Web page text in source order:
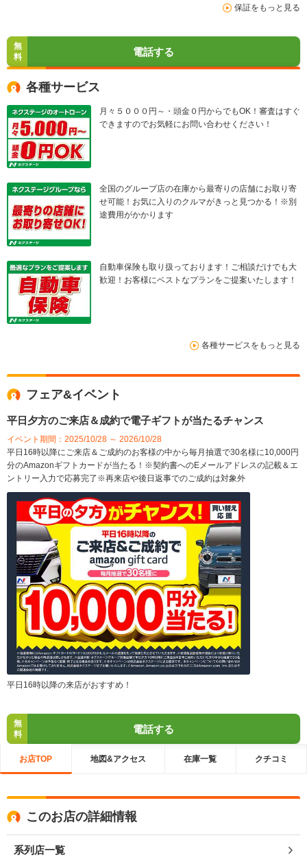
保証をもっと見る
無
料
電話する
各種サービス
月々５０００円～・頭金０円からでもOK！審査はすぐ
できますのでお気軽にお問い合わせください！
全国のグループ店の在庫から最寄りの店舗にお取り寄
せ可能！お気に入りのクルマがきっと見つかる！※別
途費用がかかります
自動車保険も取り扱っております！ご相談だけでも大
歓迎！お客様にベストなプランをご提案いたします！
各種サービスをもっと見る
フェア&イベント
平日夕方のご来店＆成約で電子ギフトが当たるチャンス
イベント期間：2025/10/28 ～ 2026/10/28
平日16時以降にご来店＆ご成約のお客様の中から毎月抽選で30名様に10,000円
分のAmazonギフトカードが当たる！※契約書へのEメールアドレスの記載＆エ
ントリー入力で応募完了※再来店や後日返事でのご成約は対象外
平日16時以降の来店がおすすめ！
無
料
電話する
お店TOP 地図&アクセス 在庫一覧 クチコミ
このお店の詳細情報
系列店一覧